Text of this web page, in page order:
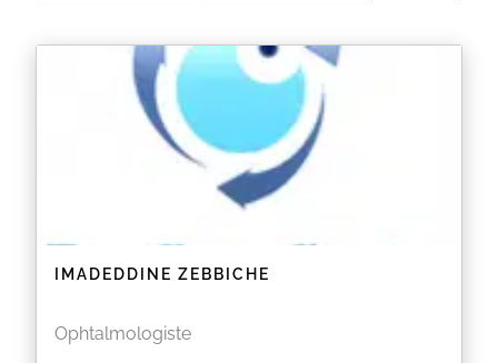
IMADEDDINE ZEBBICHE
Ophtalmologiste